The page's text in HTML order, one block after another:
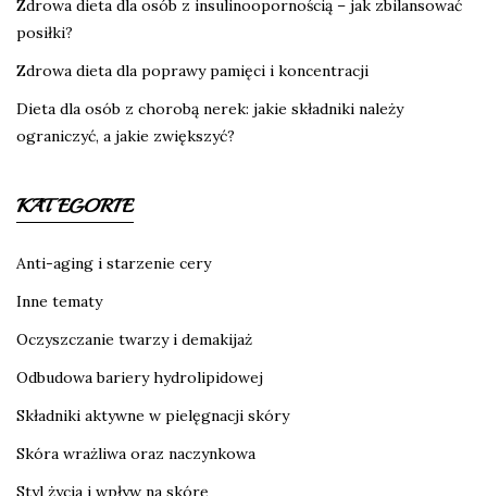
Zdrowa dieta dla osób z insulinoopornością – jak zbilansować
posiłki?
Zdrowa dieta dla poprawy pamięci i koncentracji
Dieta dla osób z chorobą nerek: jakie składniki należy
ograniczyć, a jakie zwiększyć?
KATEGORIE
Anti-aging i starzenie cery
Inne tematy
Oczyszczanie twarzy i demakijaż
Odbudowa bariery hydrolipidowej
Składniki aktywne w pielęgnacji skóry
Skóra wrażliwa oraz naczynkowa
Styl życia i wpływ na skórę